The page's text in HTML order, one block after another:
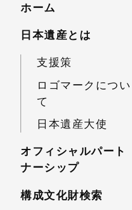
ホーム
日本遺産とは
支援策
ロゴマークについ
て
日本遺産大使
オフィシャルパート
ナーシップ
構成文化財検索